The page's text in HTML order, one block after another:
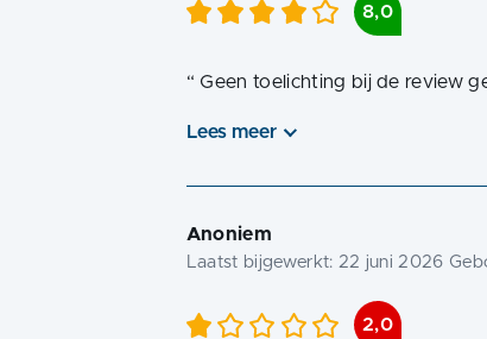
8,0
“ Geen toelichting bij de review
Lees meer
Anoniem
Laatst bijgewerkt: 22 juni 2026
2,0